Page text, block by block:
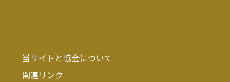
当サイトと協会について
関連リンク